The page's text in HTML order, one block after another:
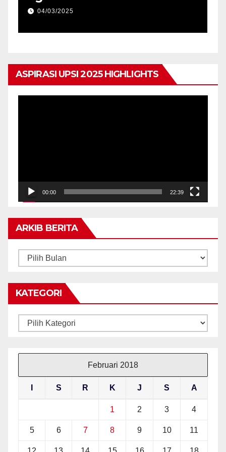
04/03/2025
ASPIRASI UPSI 2025 HIGHLIGHTS
00:00 22:39
ARKIB BERITA
ARKIB
KATEGORI
Kategori
Februari 2018
S R K J S A
1 2 3 4
5 6 7 8 9 10 11